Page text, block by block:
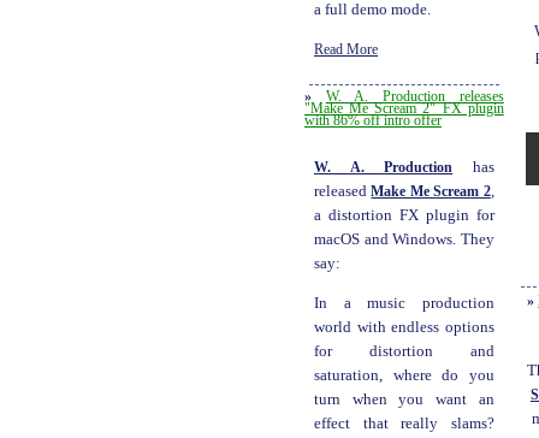
»
a full demo mode.
Read More
» W. A. Production releases
"Make Me Scream 2" FX plugin
with 86% off intro offer
W. A. Production has
released Make Me Scream 2,
a distortion FX plugin for
macOS and Windows. They
say:
In a music production
world with endless options
for distortion and
saturation, where do you
turn when you want an
effect that really slams?